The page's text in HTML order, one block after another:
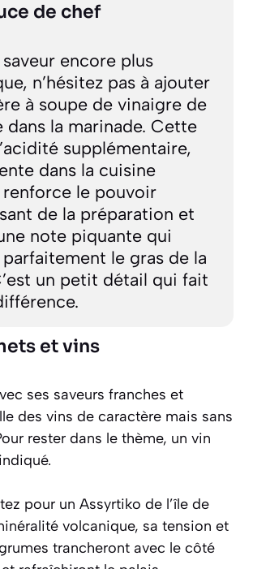
de chef
encore plus
n’hésitez pas à ajouter
à soupe de vinaigre de
dans la marinade. Cette
supplémentaire,
dans la cuisine
le pouvoir
de la préparation et
note piquante qui
le gras de la
un petit détail qui fait
et vins
ses saveurs franches et
des vins de caractère mais sans
rester dans le thème, un vin
pour un Assyrtiko de l’île de
volcanique, sa tension et
trancheront avec le côté